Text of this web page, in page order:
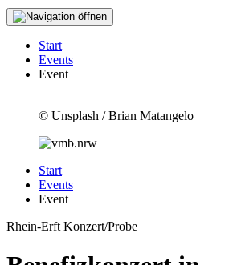
Start
Events
Event
© Unsplash / Brian Matangelo
Start
Events
Event
Rhein-Erft Konzert/Probe